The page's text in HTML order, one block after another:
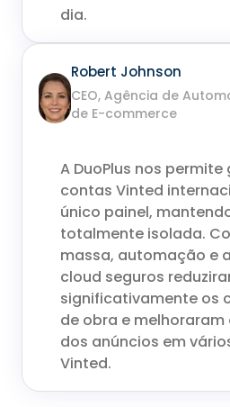
dia.
Robert Johnson
CEO, Agência de
de E-commerce
A DuoPlus nos permite
contas Vinted
único painel,
totalmente isolada.
massa, automação e
cloud seguros
significativamente os
de obra e melhoraram
dos anúncios em
Vinted.